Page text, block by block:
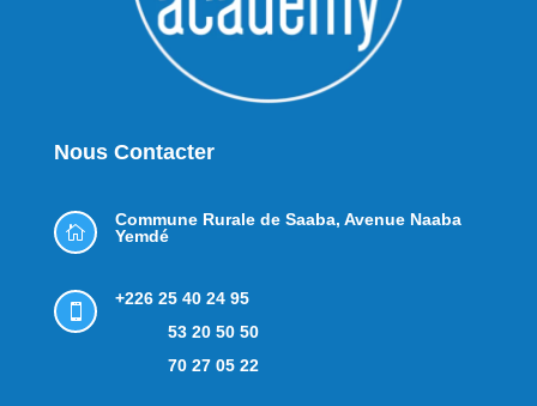
Nous Contacter

Commune Rurale de Saaba, Avenue Naaba
Yemdé

+226 25 40 24 95
53 20 50 50
70 27 05 22